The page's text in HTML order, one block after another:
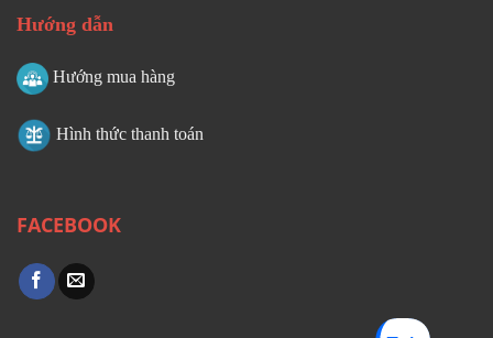
Hướng dẫn
Hướng mua hàng
Hình thức thanh toán
FACEBOOK